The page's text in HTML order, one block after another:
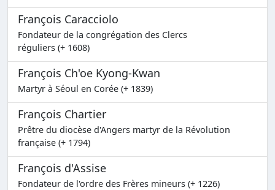
François Caracciolo
Fondateur de la congrégation des Clercs
réguliers (+ 1608)
François Ch'oe Kyong-Kwan
Martyr à Séoul en Corée (+ 1839)
François Chartier
Prêtre du diocèse d'Angers martyr de la Révolution
française (+ 1794)
François d'Assise
Fondateur de l'ordre des Frères mineurs (+ 1226)